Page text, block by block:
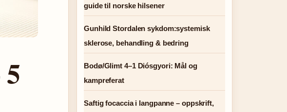
guide til norske hilsener
Gunhild Stordalen sykdom:systemisk
sklerose, behandling & bedring
Bodø/Glimt 4–1 Diósgyori: Mål og
kampreferat
Saftig focaccia i langpanne – oppskrift,